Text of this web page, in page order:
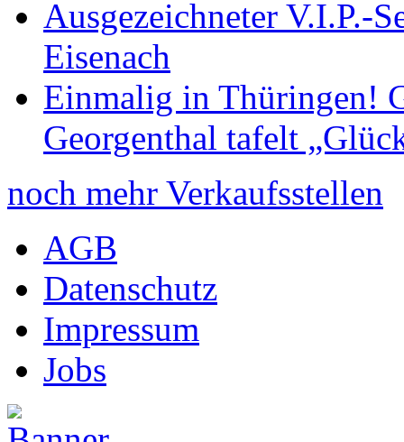
Ausgezeichneter V.I.P.-
Eisenach
Einmalig in Thüringen!
Georgenthal tafelt
noch mehr Verkaufsstellen
AGB
Datenschutz
Impressum
Jobs